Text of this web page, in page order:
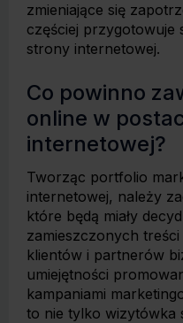
zmieniające się
częściej przygotowuje
strony internetowej.
Co powinno
online w
internetowej?
Tworząc portfolio
internetowej, należy
które będą miały
zamieszczonych
klientów i partnerów
umiejętności
kampaniami
to nie tylko wizytówka